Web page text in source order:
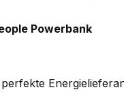
Powerbank